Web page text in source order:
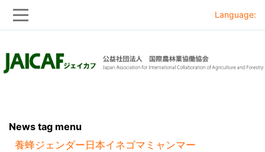
to
to
Language:
News tag menu
養蜂ジェンダー 日本イネゴマ ミャンマー